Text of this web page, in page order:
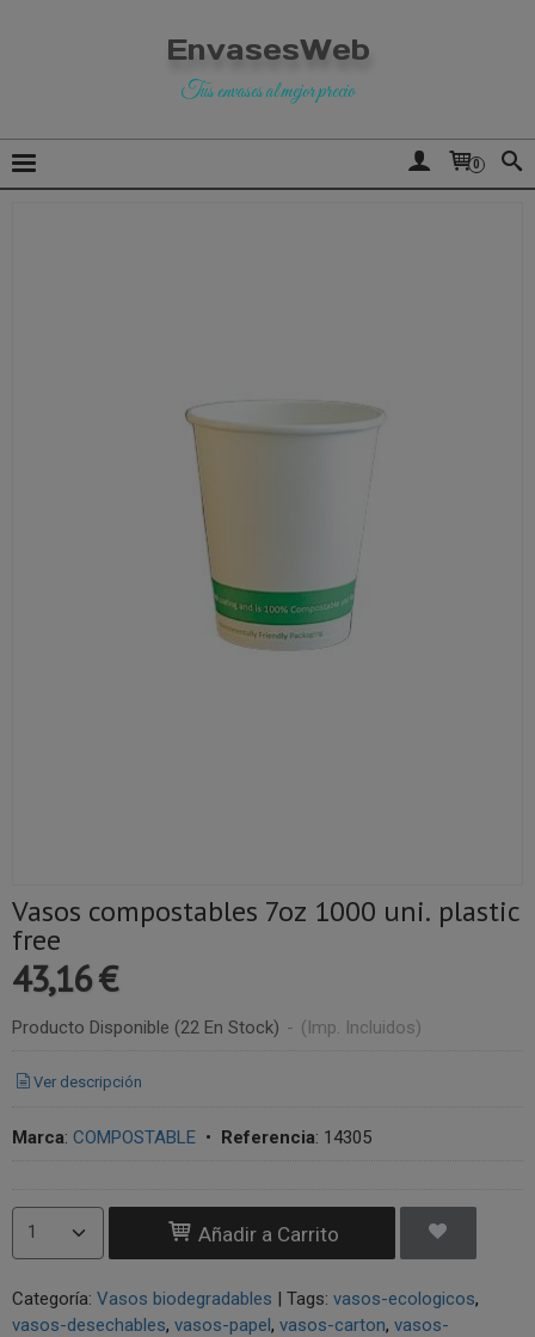
EnvasesWeb
Tus envases al mejor precio
0
Vasos compostables 7oz 1000 uni. plastic
free
43,16 €
Producto Disponible (22 En Stock) - (Imp. Incluidos)
Ver descripción
Marca: COMPOSTABLE • Referencia: 14305
Añadir a Carrito
Categoría: Vasos biodegradables | Tags: vasos-ecologicos
vasos-desechables vasos-papel vasos-carton vasos-